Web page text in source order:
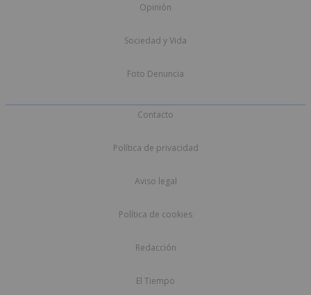
Opinión
Sociedad y Vida
Foto Denuncia
Contacto
Política de privacidad
Aviso legal
Política de cookies
Redacción
El Tiempo